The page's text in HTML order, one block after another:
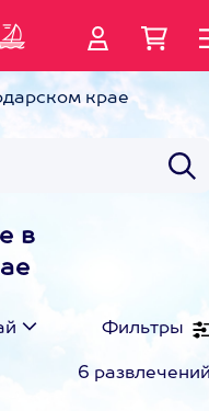
крае
в
Фильтры
6